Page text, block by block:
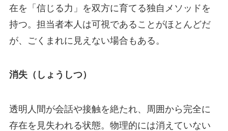
在を「信じる力」を双方に育てる独自メソッドを
持つ。担当者本人は可視であることがほとんどだ
が、ごくまれに見えない場合もある。
消失（しょうしつ）
透明人間が会話や接触を絶たれ、周囲から完全に
存在を見失われる状態。物理的には消えていない